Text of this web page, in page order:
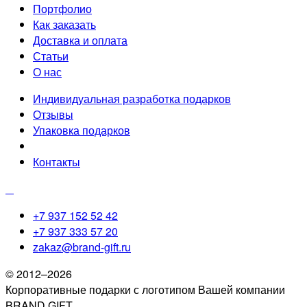
Портфолио
Как заказать
Доставка и оплата
Статьи
О нас
Индивидуальная разработка подарков
Отзывы
Упаковка подарков
Контакты
+7 937 152 52 42
+7 937 333 57 20
zakaz@brand-gift.ru
© 2012–2026
Корпоративные подарки с логотипом Вашей компании